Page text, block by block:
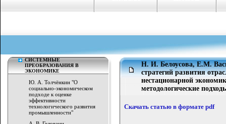
СИСТЕМНЫЕ
ПРЕОБРАЗОВАНИЯ В
ЭКОНОМИКЕ
Ю. А. Толчёнкин "О
социально-экономическом
подходе к оценке
эффективности
технологического развития
промышленности"
Н. И. Белоусова, Е.М.
стратегий развития
нестационарной
методологические
Скачать статью в формате pdf